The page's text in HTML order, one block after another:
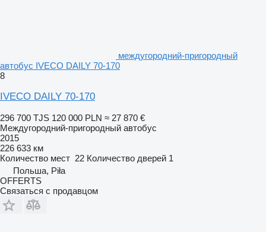
междугородний-пригородный
автобус IVECO DAILY 70-170
8
IVECO DAILY 70-170
296 700 TJS 120 000 PLN ≈ 27 870 €
Междугородний-пригородный автобус
2015
226 633 км
Количество мест 22 Количество дверей 1
Польша, Piła
OFFERTS
Связаться с продавцом